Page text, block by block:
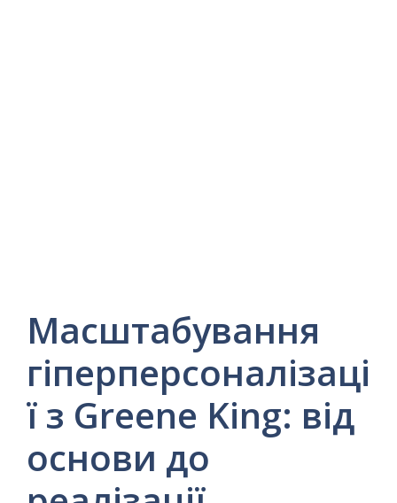
Масштабування
гіперперсоналізаці
ї з Greene King: від
основи до